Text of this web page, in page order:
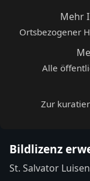
Mehr
Ortsbezogener
Alle
Zur
Bildlizenz
St. Salvator